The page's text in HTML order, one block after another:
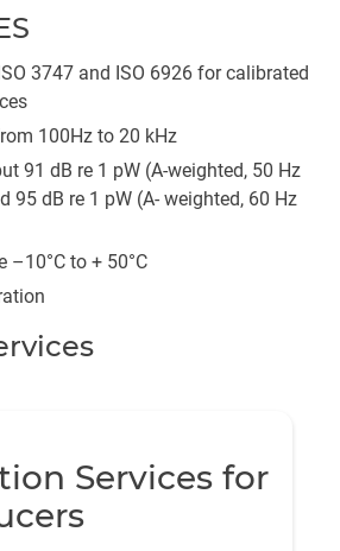
3747 and ISO 6926 for calibrated
100Hz to 20 kHz
91 dB re 1 pW (A-weighted, 50 Hz
95 dB re 1 pW (A- weighted, 60 Hz
–10°C to + 50°C
Services for